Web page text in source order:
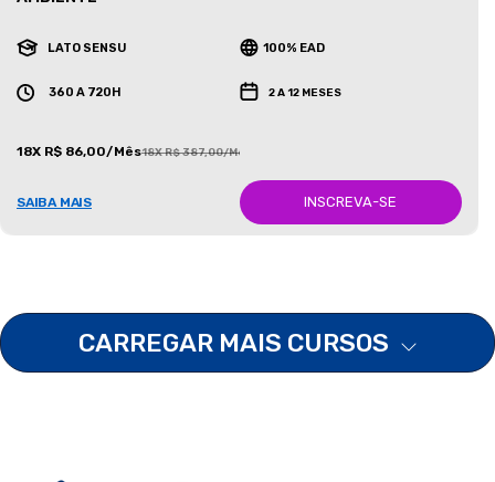
LATO SENSU 100% EAD
360 A 720H 2 A 12 MESES
18X R$ 86,00/Mês18X R$ 387,00/Mês
SAIBA MAIS INSCREVA-SE
CARREGAR MAIS CURSOS